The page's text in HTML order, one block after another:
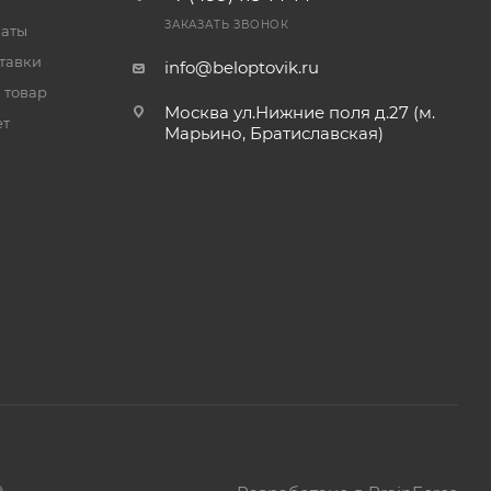
товар
ЗАКАЗАТЬ ЗВОНОК
info@beloptovik.ru
Москва ул.Нижние поля д.27 (м.
Марьино, Братиславская)